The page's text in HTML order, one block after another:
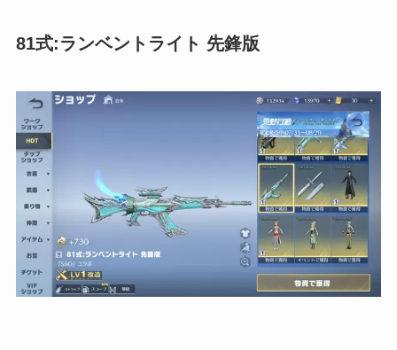
81式:ランベントライト 先鋒版